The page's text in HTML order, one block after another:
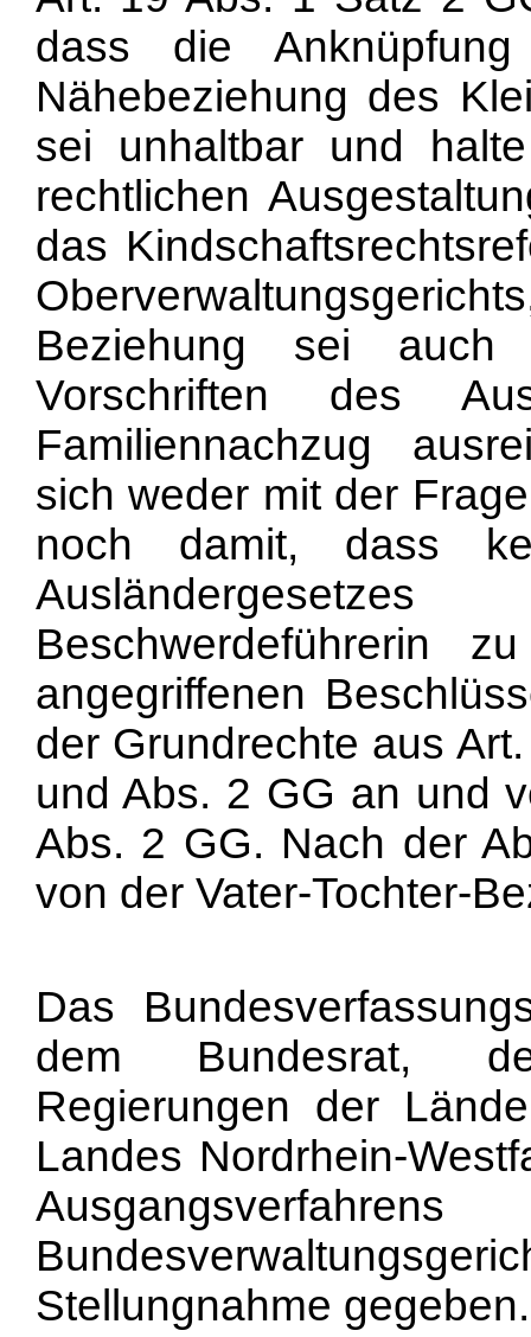
dass die
Nähebeziehung des
sei unhaltbar und
rechtlichen
das
Beziehung sei
Vorschriften des
Familiennachzug
sich weder mit der
noch damit, dass
Beschwerdeführerin
angegriffenen
der Grundrechte aus
und Abs. 2 GG an und
Abs. 2 GG. Nach der
von der Vater-Tochter-
Das
dem Bundesrat,
Regierungen der
Landes Nordrhein-
Stellungnahme gegeben.